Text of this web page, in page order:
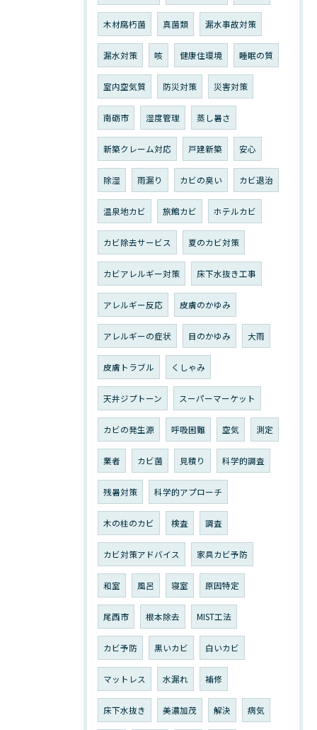
木材腐朽菌 真菌類 漏水事故対策
漏水対策 咳 健康住環境 睡眠の質
室内空気質 防災対策 災害対策
南砺市 湿度管理 蒸し暑さ
新築クレーム対応 戸建新築 安心
除湿 雨漏り カビの臭い カビ退治
温泉地カビ 旅館カビ ホテルカビ
カビ除去サービス 夏のカビ対策
カビアレルギー対策 床下水抜き工事
アレルギー反応 皮膚のかゆみ
アレルギーの症状 目のかゆみ 大雨
皮膚トラブル くしゃみ
天井ジプトーン スーパーマーケット
カビの発生源 呼吸困難 空気 測定
業者 カビ菌 見積り 科学的調査
残暑対策 科学的アプローチ
木の柱のカビ 検査 調査
カビ対策アドバイス 家具カビ予防
和室 風呂 寝室 原因特定
尾西市 根本除去 MIST工法
カビ予防 黒いカビ 白いカビ
マットレス 水漏れ 補修
床下水抜き 美濃加茂 解決 病気